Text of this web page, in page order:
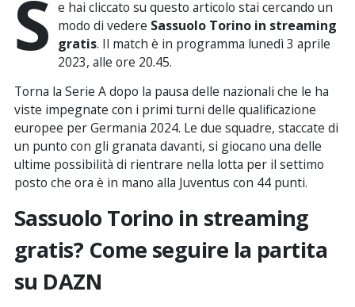
S e hai cliccato su questo articolo stai cercando un
modo di vedere Sassuolo Torino in streaming
gratis. Il match è in programma lunedì 3 aprile
2023, alle ore 20.45.
Torna la Serie A dopo la pausa delle nazionali che le ha
viste impegnate con i primi turni delle qualificazione
europee per Germania 2024. Le due squadre, staccate di
un punto con gli granata davanti, si giocano una delle
ultime possibilità di rientrare nella lotta per il settimo
posto che ora è in mano alla Juventus con 44 punti.
Sassuolo Torino in streaming
gratis? Come seguire la partita
su DAZN